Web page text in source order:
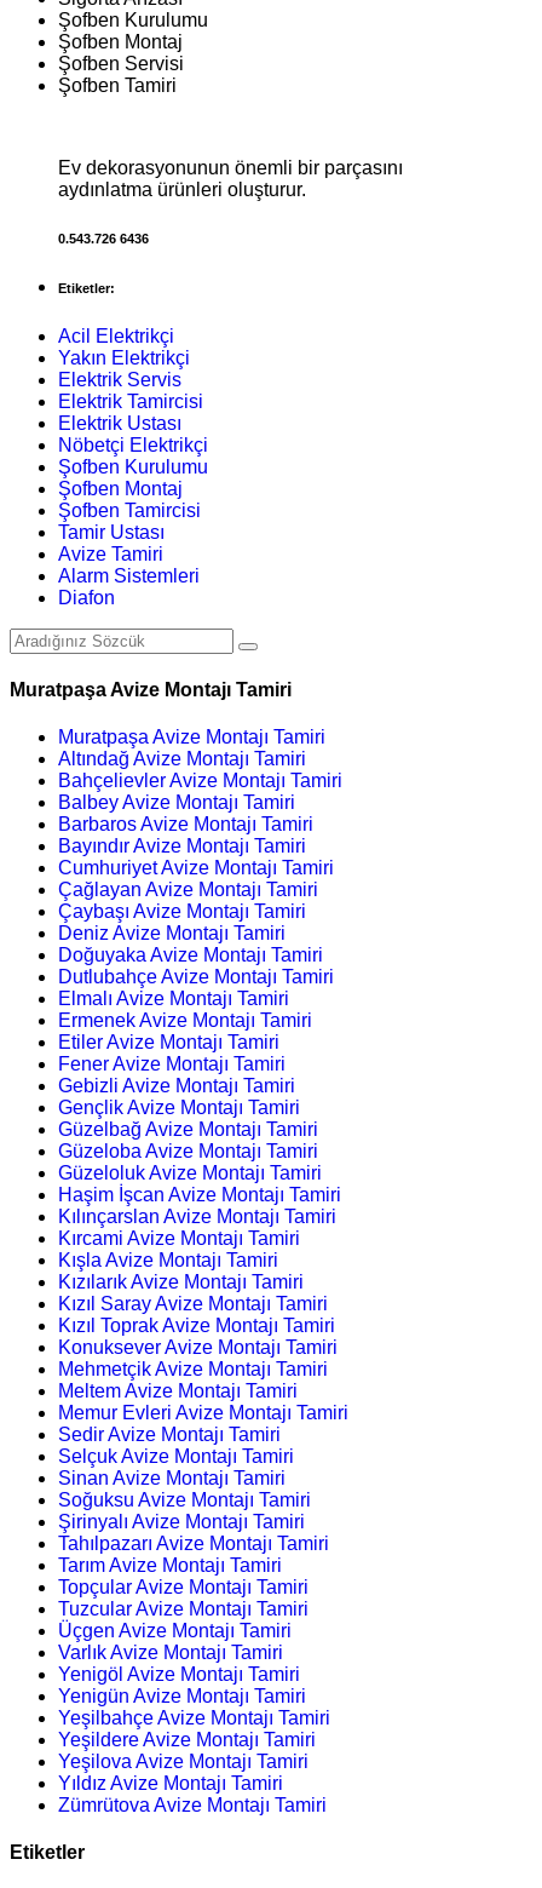
Şofben Kurulumu
Şofben Montaj
Şofben Servisi
Şofben Tamiri
Ev dekorasyonunun önemli bir parçasını
aydınlatma ürünleri oluşturur.
0.543.726 6436
Etiketler:
Acil Elektrikçi
Yakın Elektrikçi
Elektrik Servis
Elektrik Tamircisi
Elektrik Ustası
Nöbetçi Elektrikçi
Şofben Kurulumu
Şofben Montaj
Şofben Tamircisi
Tamir Ustası
Avize Tamiri
Alarm Sistemleri
Diafon
Muratpaşa Avize Montajı Tamiri
Muratpaşa Avize Montajı Tamiri
Altındağ Avize Montajı Tamiri
Bahçelievler Avize Montajı Tamiri
Balbey Avize Montajı Tamiri
Barbaros Avize Montajı Tamiri
Bayındır Avize Montajı Tamiri
Cumhuriyet Avize Montajı Tamiri
Çağlayan Avize Montajı Tamiri
Çaybaşı Avize Montajı Tamiri
Deniz Avize Montajı Tamiri
Doğuyaka Avize Montajı Tamiri
Dutlubahçe Avize Montajı Tamiri
Elmalı Avize Montajı Tamiri
Ermenek Avize Montajı Tamiri
Etiler Avize Montajı Tamiri
Fener Avize Montajı Tamiri
Gebizli Avize Montajı Tamiri
Gençlik Avize Montajı Tamiri
Güzelbağ Avize Montajı Tamiri
Güzeloba Avize Montajı Tamiri
Güzeloluk Avize Montajı Tamiri
Haşim İşcan Avize Montajı Tamiri
Kılınçarslan Avize Montajı Tamiri
Kırcami Avize Montajı Tamiri
Kışla Avize Montajı Tamiri
Kızılarık Avize Montajı Tamiri
Kızıl Saray Avize Montajı Tamiri
Kızıl Toprak Avize Montajı Tamiri
Konuksever Avize Montajı Tamiri
Mehmetçik Avize Montajı Tamiri
Meltem Avize Montajı Tamiri
Memur Evleri Avize Montajı Tamiri
Sedir Avize Montajı Tamiri
Selçuk Avize Montajı Tamiri
Sinan Avize Montajı Tamiri
Soğuksu Avize Montajı Tamiri
Şirinyalı Avize Montajı Tamiri
Tahılpazarı Avize Montajı Tamiri
Tarım Avize Montajı Tamiri
Topçular Avize Montajı Tamiri
Tuzcular Avize Montajı Tamiri
Üçgen Avize Montajı Tamiri
Varlık Avize Montajı Tamiri
Yenigöl Avize Montajı Tamiri
Yenigün Avize Montajı Tamiri
Yeşilbahçe Avize Montajı Tamiri
Yeşildere Avize Montajı Tamiri
Yeşilova Avize Montajı Tamiri
Yıldız Avize Montajı Tamiri
Zümrütova Avize Montajı Tamiri
Etiketler